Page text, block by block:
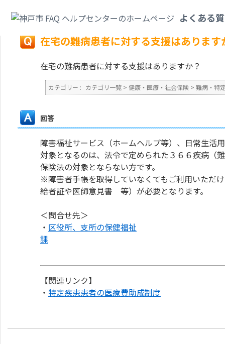
よくある
戻る
在宅の難病患者に対する支援はあります
在宅の難病患者に対する支援はありますか？
カテゴリー : カテゴリ一覧 > 健康・医療・社会保険 > 難病・特
回答
障害福祉サービス（ホームヘルプ等）、日常生活
対象となるのは、法令で定められた３６６疾病（
保険法の対象とならない方です。
※障害者手帳を取得していなくてもご利用いただ
給者証や医師意見書 等）が必要となります。
＜問合せ先＞
・ 区役所、支所の保健福祉
課
【関連リンク】
・ 特定疾患患者の医療費助成制度